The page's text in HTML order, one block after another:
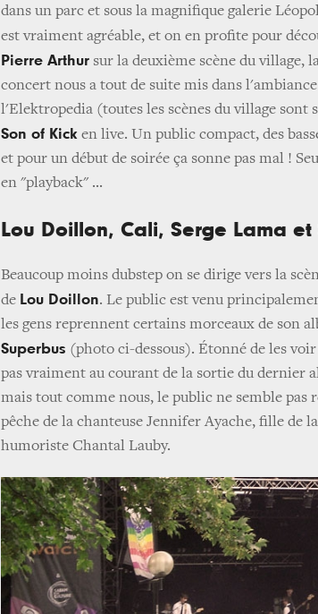
dans un parc et sous la magnifique galerie
est vraiment agréable, et on en profite pour
Pierre Arthur sur la deuxième scène du village,
concert nous a tout de suite mis dans
l'Elektropedia (toutes les scènes du village sont
Son of Kick en live. Un public compact, des
et pour un début de soirée ça sonne pas mal !
en "playback" ...
Lou Doillon, Cali, Serge Lama et
Beaucoup moins dubstep on se dirige vers la
de Lou Doillon. Le public est venu
les gens reprennent certains morceaux de son
Superbus (photo ci-dessous). Étonné de les
pas vraiment au courant de la sortie du dernier
mais tout comme nous, le public ne semble pas
pêche de la chanteuse Jennifer Ayache, fille de
humoriste Chantal Lauby.